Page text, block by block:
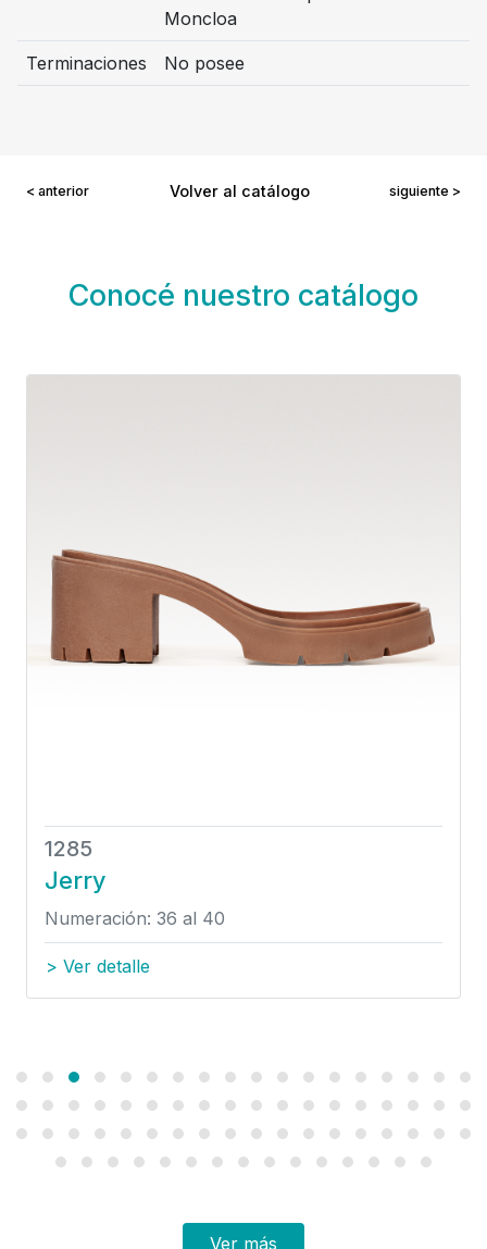
Moncloa
Terminaciones No posee
< anterior Volver al catálogo siguiente >
Conocé nuestro catálogo
1285
Jerry
Numeración: 36 al 40
> Ver detalle
Ver más